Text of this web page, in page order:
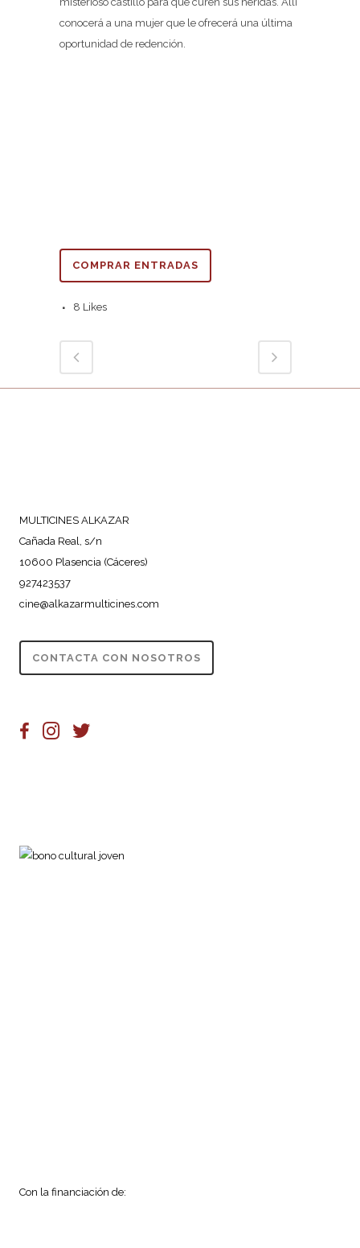
conocerá a una mujer que le ofrecerá una última
oportunidad de redención.
COMPRAR ENTRADAS
8 Likes
MULTICINES ALKAZAR
Cañada Real, s/n
10600 Plasencia (Cáceres)
927423537
cine@alkazarmulticines.com
CONTACTA CON NOSOTROS
Con la financiación de: